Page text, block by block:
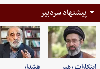
پیشنهاد سردبیر
ابتکارات رهبر
هشدار